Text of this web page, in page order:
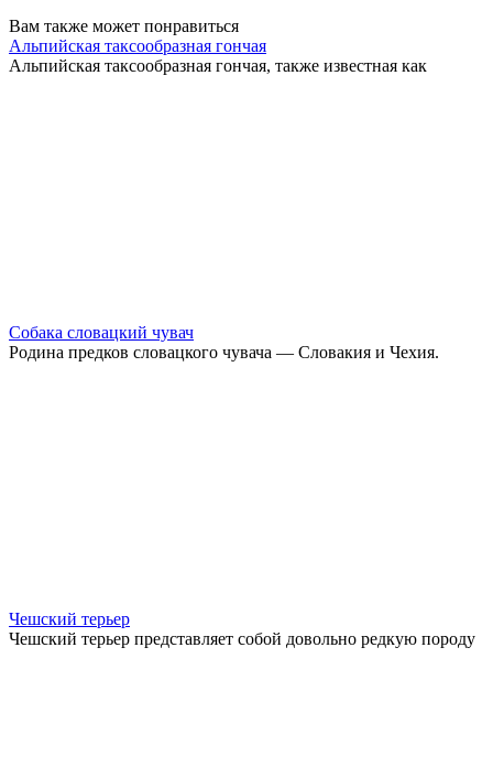
Вам также может понравиться
Альпийская таксообразная гончая
Альпийская таксообразная гончая, также известная как
Собака словацкий чувач
Родина предков словацкого чувача — Словакия и Чехия.
Чешский терьер
Чешский терьер представляет собой довольно редкую породу